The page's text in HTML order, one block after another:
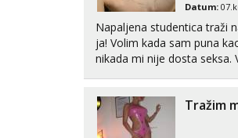
Tel: 064/677-677
Obavijesti
Maja
Razgovaram :)
064/677-677
tel:0,93€ -
Datum:
Napaljena studentica traži
ja! Volim kada sam puna
nikada mi nije dosta seksa.
cekam te!
Tražim